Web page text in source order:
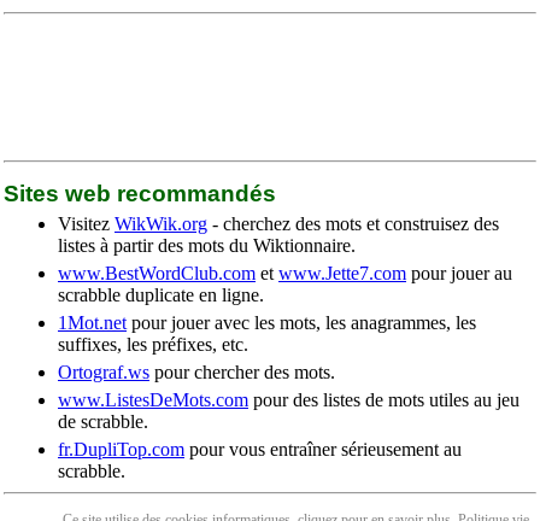
Sites web recommandés
Visitez WikWik.org - cherchez des mots et construisez des
listes à partir des mots du Wiktionnaire.
www.BestWordClub.com et www.Jette7.com pour jouer au
scrabble duplicate en ligne.
1Mot.net pour jouer avec les mots, les anagrammes, les
suffixes, les préfixes, etc.
Ortograf.ws pour chercher des mots.
www.ListesDeMots.com pour des listes de mots utiles au jeu
de scrabble.
fr.DupliTop.com pour vous entraîner sérieusement au
scrabble.